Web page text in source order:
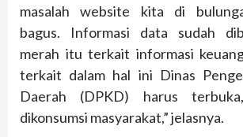
masalah website kita di
bagus. Informasi data sudah
merah itu terkait informasi
terkait dalam hal ini Dinas
Daerah (DPKD) harus
dikonsumsi masyarakat,” jelasnya.